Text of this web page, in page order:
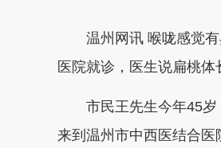
温州网讯 喉咙感觉有
医院就诊，医生说扁桃体
市民王先生今年45岁
来到温州市中西医结合医